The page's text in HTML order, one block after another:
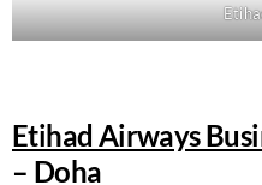
Etihad Airways
– Doha